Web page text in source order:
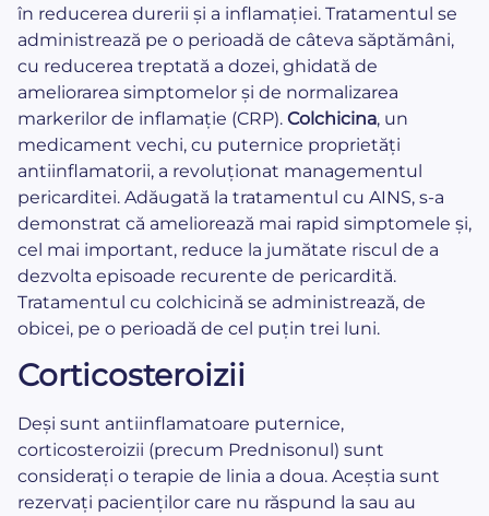
în reducerea durerii și a inflamației. Tratamentul se
administrează pe o perioadă de câteva săptămâni,
cu reducerea treptată a dozei, ghidată de
ameliorarea simptomelor și de normalizarea
markerilor de inflamație (CRP). Colchicina, un
medicament vechi, cu puternice proprietăți
antiinflamatorii, a revoluționat managementul
pericarditei. Adăugată la tratamentul cu AINS, s-a
demonstrat că ameliorează mai rapid simptomele și,
cel mai important, reduce la jumătate riscul de a
dezvolta episoade recurente de pericardită.
Tratamentul cu colchicină se administrează, de
obicei, pe o perioadă de cel puțin trei luni.
Corticosteroizii
Deși sunt antiinflamatoare puternice,
corticosteroizii (precum Prednisonul) sunt
considerați o terapie de linia a doua. Aceștia sunt
rezervați pacienților care nu răspund la sau au